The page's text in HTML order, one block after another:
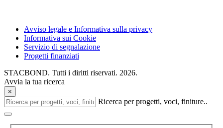
Avviso legale e Informativa sulla privacy
Informativa sui Cookie
Servizio di segnalazione
Progetti finanziati
STACBOND. Tutti i diritti riservati. 2026.
Avvia la tua ricerca
×
Ricerca per progetti, voci, finiture..